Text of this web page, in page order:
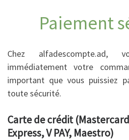
Paiement
Chez alfadescompte.ad,
immédiatement votre
important que vous puissiez
toute sécurité.
Carte de crédit
Express, V PAY, Maestro)